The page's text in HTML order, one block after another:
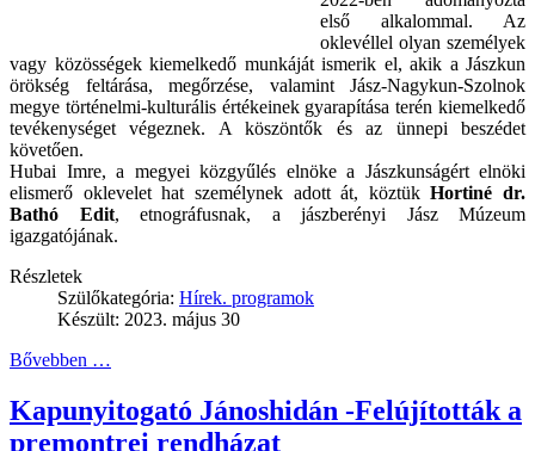
első alkalommal. Az
oklevéllel olyan személyek
vagy közösségek kiemelkedő munkáját ismerik el, akik a Jászkun
örökség feltárása, megőrzése, valamint Jász-Nagykun-Szolnok
megye történelmi-kulturális értékeinek gyarapítása terén kiemelkedő
tevékenységet végeznek. A köszöntők és az ünnepi beszédet
követően.
Hubai Imre, a megyei közgyűlés elnöke a Jászkunságért elnöki
elismerő oklevelet hat személynek adott át, köztükHortiné dr.
Bathó Edit, etnográfusnak, a jászberényi Jász Múzeum
igazgatójának.
Részletek
Szülőkategória: Hírek. programok
Készült: 2023. május 30
Bővebben …
Kapunyitogató Jánoshidán -Felújították a
premontrei rendházat